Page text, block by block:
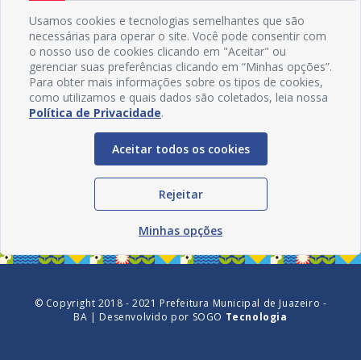
Redes Sociais
© Copyright 2018 - 2021 Prefeitura Municipal de Juazeiro -
BA | Desenvolvido por SOGO Tecnologia
Usamos cookies e tecnologias semelhantes que são
necessárias para operar o site. Você pode consentir com
o nosso uso de cookies clicando em "Aceitar" ou
gerenciar suas preferências clicando em “Minhas opções”.
Para obter mais informações sobre os tipos de cookies,
como utilizamos e quais dados são coletados, leia nossa
Política de Privacidade.
Aceitar todos os cookies
Rejeitar
Minhas opções